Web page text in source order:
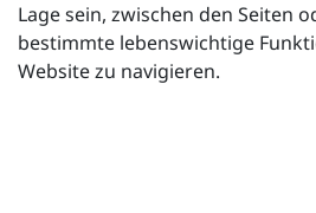
Lage sein, zwischen den Seiten
bestimmte lebenswichtige
Website zu navigieren.